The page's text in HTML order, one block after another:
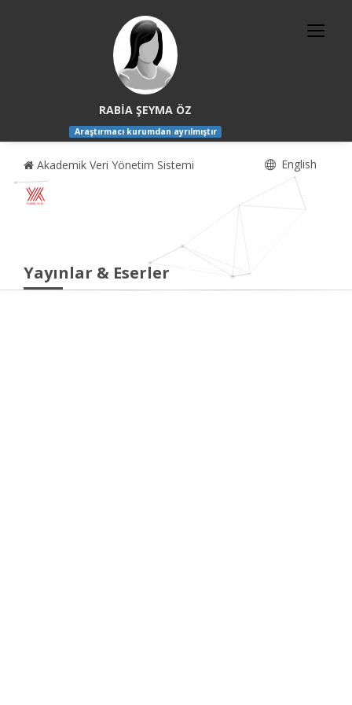
RABİA ŞEYMA ÖZ
Araştırmacı kurumdan ayrılmıştır
Akademik Veri Yönetim Sistemi English
Yayınlar & Eserler